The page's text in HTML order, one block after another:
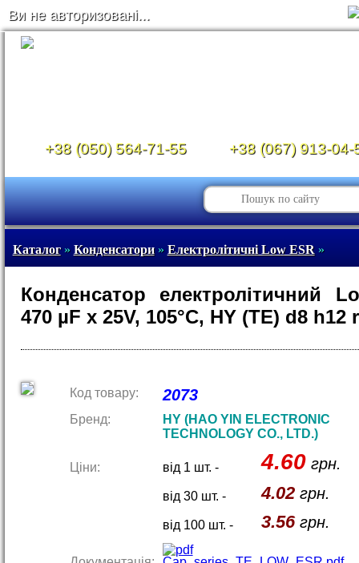
Ви не авторизовані...
+38 (050) 564-71-55 +38 (067) 913-04-
Каталог» Конденсатори» Електролітичні Low ESR »
Конденсатор електролітичний
470 µF x 25V, 105°C, HY (TE) d8 h12
Код товару: 2073
Бренд:
HY (HAO YIN ELECTRONIC
TECHNOLOGY CO., LTD.)
Ціни: від 1 шт. - 4.60грн.
від 30 шт. - 4.02грн.
від 100 шт. - 3.56грн.